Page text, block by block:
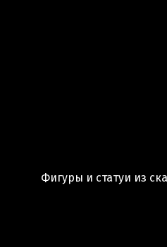
Фигуры и статуи из